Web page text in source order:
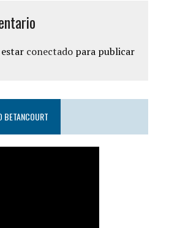
conectadopara publicar
BETANCOURT